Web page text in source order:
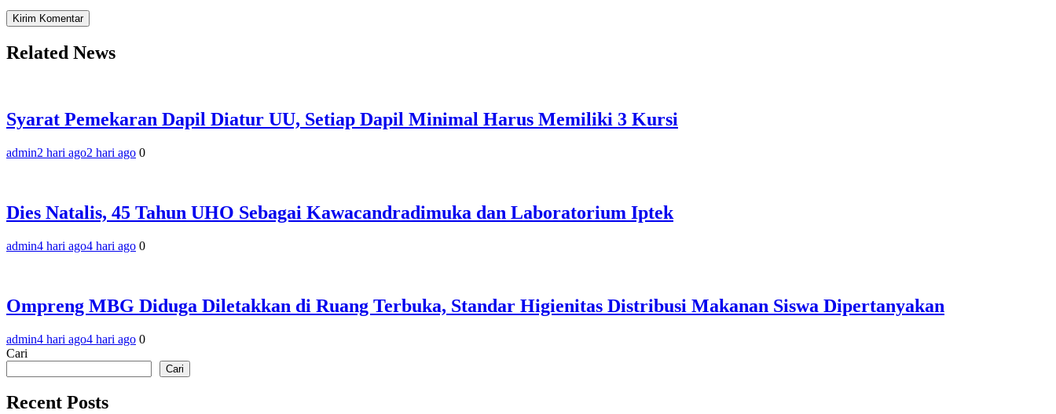
Related News
Syarat Pemekaran Dapil Diatur UU, Setiap Dapil Minimal Harus Memiliki 3 Kursi
admin2 hari ago2 hari ago 0
‎Dies Natalis, 45 Tahun UHO Sebagai Kawacandradimuka dan Laboratorium Iptek‎
admin4 hari ago4 hari ago 0
Ompreng MBG Diduga Diletakkan di Ruang Terbuka, Standar Higienitas Distribusi Makanan Siswa Dipertanyakan
admin4 hari ago4 hari ago 0
Cari
Cari
Recent Posts